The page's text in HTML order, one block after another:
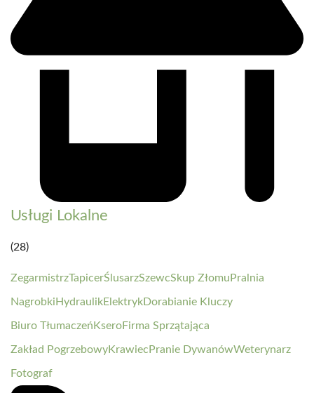
Usługi Lokalne
(28)
ZegarmistrzTapicerŚlusarzSzewcSkup Złomu Pralnia
Nagrobki HydraulikElektrykDorabianie Kluczy
Biuro Tłumaczeń KseroFirma Sprzątająca
Zakład PogrzebowyKrawiec Pranie DywanówWeterynarz
Fotograf